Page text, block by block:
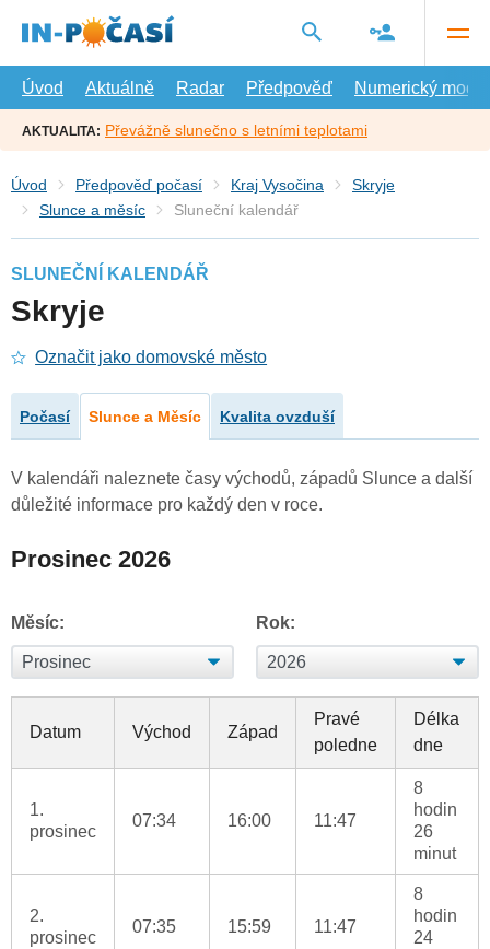
hlavní
Úvod
Aktuálně Radar Předpověď Numerický model
AKTUALITA: Převážně slunečno s letními teplotami
Úvod Předpověď počasí Kraj Vysočina
Skryje
Slunce a měsíc
Sluneční kalendář
SLUNEČNÍ KALENDÁŘ
Skryje
Označit jako domovské město
Počasí Slunce a Měsíc Kvalita ovzduší
V kalendáři naleznete časy východů, západů Slunce a další
důležité informace pro každý den v roce.
Prosinec 2026
Měsíc: Rok:
Datum Východ Západ
Pravé
poledne
Délka
dne
1.
prosinec
07:34 16:00 11:47
8
hodin
26
minut
2.
prosinec
07:35 15:59 11:47
8
hodin
24